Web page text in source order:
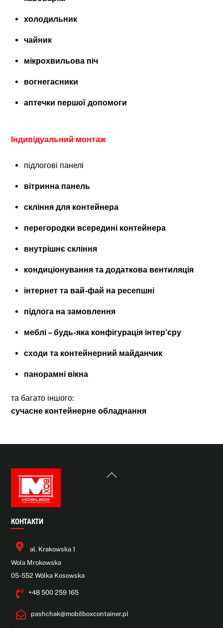
холодильник
чайник
мікрохвильова піч
вогнегасники
аптечки першої допомоги
Індивідуальний монтаж
підлогові панелі
вітринна панель
скління для контейнера
перегородки всередині контейнера
внутрішнє скління
кондиціонування та додаткова вентиляція
інтернет та вай-фай на ресепшні
підлога на замовлення
меблі – будь-яка конфігурація інтер’єру
сходи та контейнерний майданчик
панорамні вікна
та багато іншого:
сучасне контейнерне обладнання
Back
КОНТАКТИ
al. Krakowska 1
Wola Mrokowska
05-552 Wólka Kosowska
+48 500 259 165
pashchak@mobilboxcontainer.pl